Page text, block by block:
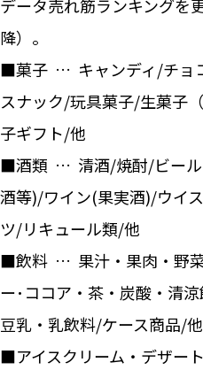
データ売れ筋ランキングを
降）。
■菓子 … キャンディ/チョ
スナック/玩具菓子/生菓子
子ギフト/他
■酒類 … 清酒/焼酎/ビール
酒等)/ワイン(果実酒)/ウイ
ツ/リキュール類/他
■飲料 … 果汁・果肉・野
ー･ココア・茶・炭酸・清
豆乳・乳飲料/ケース商品/他
■アイスクリーム・デザー